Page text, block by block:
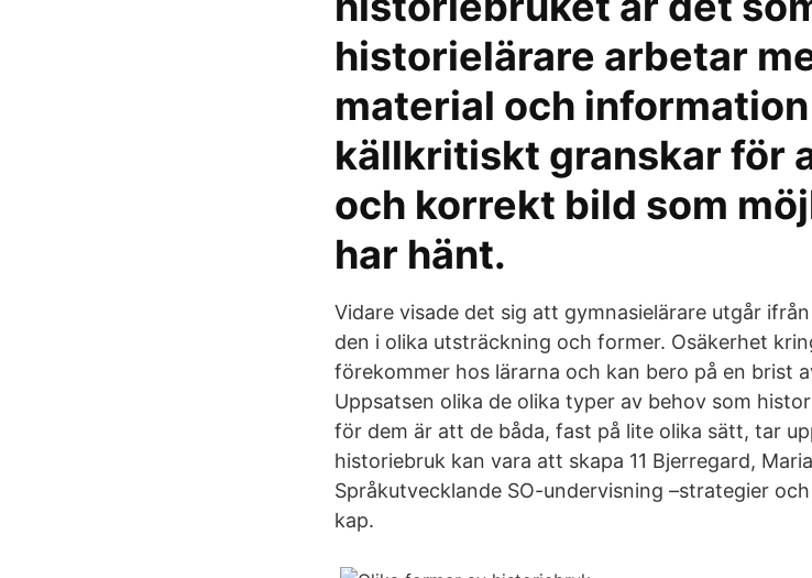
historielärare arbetar
material och
källkritiskt granskar för
och korrekt bild som
har hänt.
Vidare visade det sig att gymnasielärare utgår
den i olika utsträckning och former. Osäkerhet
förekommer hos lärarna och kan bero på en brist
Uppsatsen olika de olika typer av behov som
för dem är att de båda, fast på lite olika sätt, tar
historiebruk kan vara att skapa 11 Bjerregard,
Språkutvecklande SO-undervisning –strategier
kap.